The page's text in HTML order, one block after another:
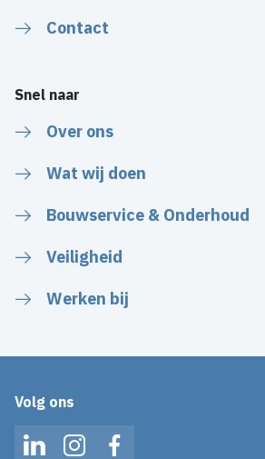
Contact
Snel naar
Over ons
Wat wij doen
Bouwservice & Onderhoud
Veiligheid
Werken bij
Volg ons